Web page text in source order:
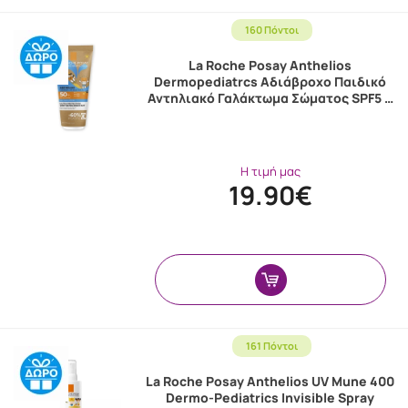
160 Πόντοι
La Roche Posay Anthelios
Dermopediatrcs Αδιάβροχο Παιδικό
Αντηλιακό Γαλάκτωμα Σώματος SPF5 …
Η τιμή μας
19.90€
161 Πόντοι
La Roche Posay Anthelios UV Mune 400
Dermo-Pediatrics Invisible Spray